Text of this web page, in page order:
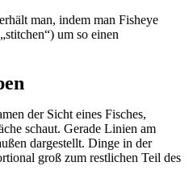
erhält man, indem man Fisheye
um so einen
der Sicht eines Fisches,
schaut. Gerade Linien am
dargestellt. Dinge in der
groß zum restlichen Teil des